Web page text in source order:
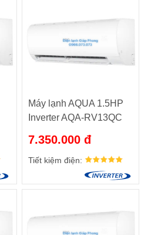
Máy lạnh AQUA 1.5HP
Inverter AQA-RV13QC
7.350.000 đ
Tiết kiệm điện: